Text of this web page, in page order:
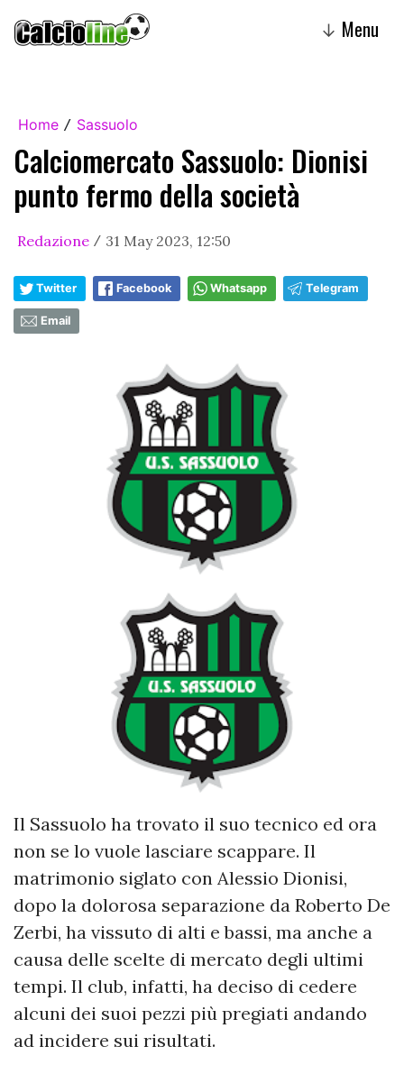
↓ Menu
Home / Sassuolo
Calciomercato Sassuolo: Dionisi
punto fermo della società
Redazione / 31 May 2023, 12:50
Twitter Facebook Whatsapp Telegram
Email
Il Sassuolo ha trovato il suo tecnico ed ora
non se lo vuole lasciare scappare. Il
matrimonio siglato con Alessio Dionisi,
dopo la dolorosa separazione da Roberto De
Zerbi, ha vissuto di alti e bassi, ma anche a
causa delle scelte di mercato degli ultimi
tempi. Il club, infatti, ha deciso di cedere
alcuni dei suoi pezzi più pregiati andando
ad incidere sui risultati.